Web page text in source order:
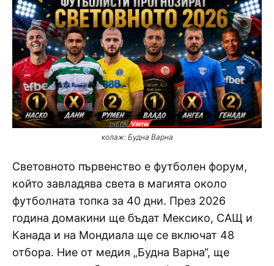
колаж: Будна Варна
Световното първенство е футболен форум,
който завладява света в магията около
футболната топка за 40 дни. През 2026
година домакини ще бъдат Мексико, САЩ и
Канада и на Мондиала ще се включат 48
отбора. Ние от медия „Будна Варна“, ще